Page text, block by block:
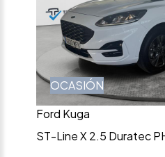
OCASIÓN
Ford Kuga
ST-Line X 2.5 Duratec